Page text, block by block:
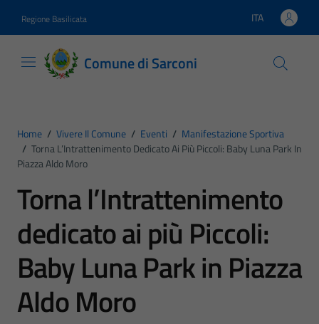
Regione Basilicata Lingua attiva:
ITA
Comune di Sarconi
Home / Vivere Il Comune / Eventi / Manifestazione Sportiva
/ Torna L’Intrattenimento Dedicato Ai Più Piccoli: Baby Luna Park In
Piazza Aldo Moro
Torna l’Intrattenimento
dedicato ai più Piccoli:
Baby Luna Park in Piazza
Aldo Moro